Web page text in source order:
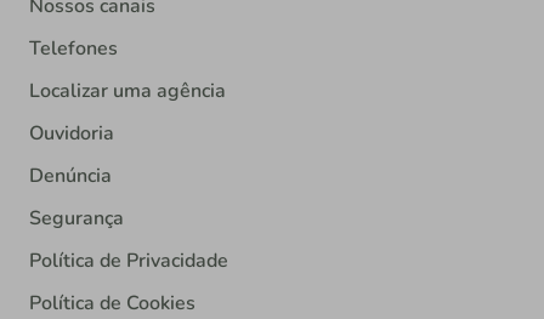
Nossos canais
Telefones
Localizar uma agência
Ouvidoria
Denúncia
Segurança
Política de Privacidade
Política de Cookies